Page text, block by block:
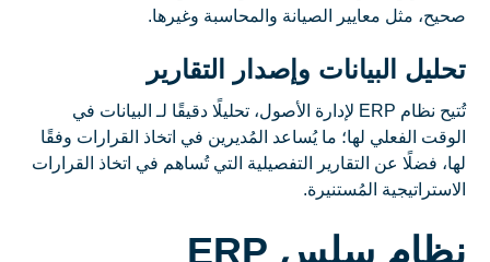
صحيح، مثل معايير الصيانة والمحاسبة وغيرها.
تحليل البيانات وإصدار التقارير
تُتيح نظام ERP لإدارة الأصول، تحليلًا دقيقًا لـ البيانات في
الوقت الفعلي لها؛ ما يُساعد المُديرين في اتخاذ القرارات وفقًا
لها، فضلًا عن التقارير التفصيلية التي تُساهم في اتخاذ القرارات
الاستراتيجية المُستنيرة.
نظام سلس ERP